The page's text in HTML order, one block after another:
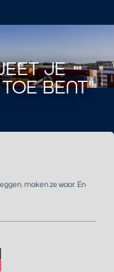
JE
BENT"
maken ze waar. En